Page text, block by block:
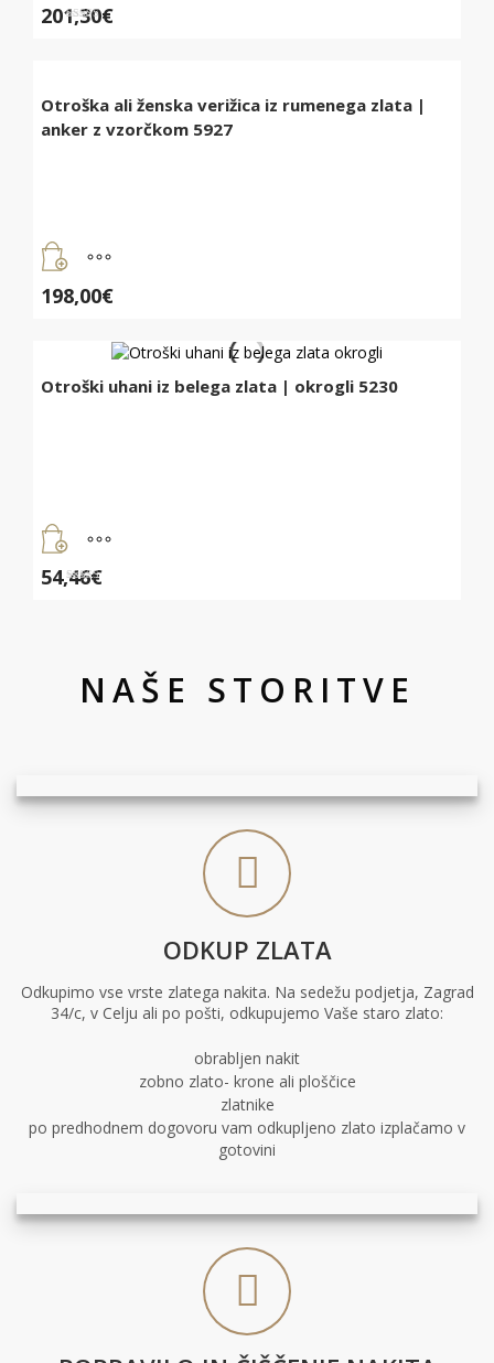
201,30€
Ocenjeno
Otroška ali ženska verižica iz rumenega zlata |
anker z vzorčkom 5927
198,00€
Otroški uhani iz belega zlata | okrogli 5230
54,46€
NAŠE STORITVE
ODKUP ZLATA
Odkupimo vse vrste zlatega nakita. Na sedežu podjetja, Zagrad
34/c, v Celju ali po pošti, odkupujemo Vaše staro zlato:
obrabljen nakit
zobno zlato- krone ali ploščice
zlatnike
po predhodnem dogovoru vam odkupljeno zlato izplačamo v
gotovini